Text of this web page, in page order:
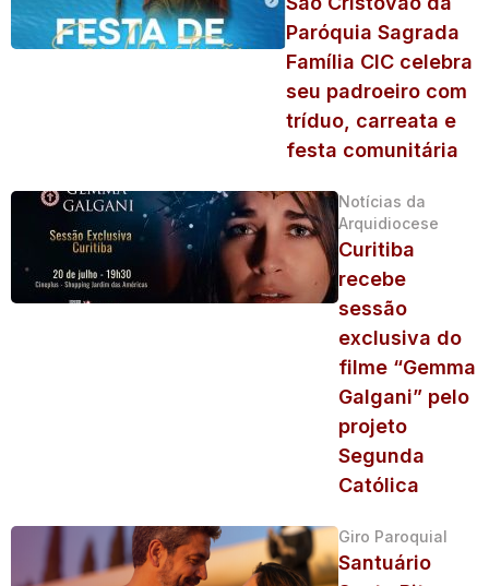
Paróquia Sagrada
Família CIC celebra
seu padroeiro com
tríduo, carreata e
festa comunitária
Notícias da
Arquidiocese
Curitiba
recebe
sessão
exclusiva do
filme “Gemma
Galgani” pelo
projeto
Segunda
Católica
Giro Paroquial
Santuário